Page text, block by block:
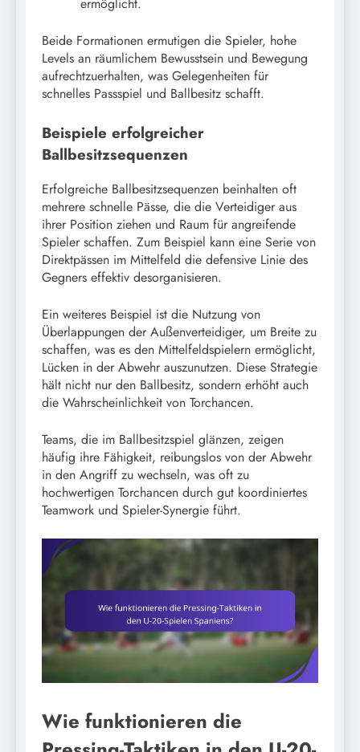
Beide Formationen ermutigen die Spieler, hohe
Levels an räumlichem Bewusstsein und Bewegung
aufrechtzuerhalten, was Gelegenheiten für
schnelles Passspiel und Ballbesitz schafft.
Beispiele erfolgreicher
Ballbesitzsequenzen
Erfolgreiche Ballbesitzsequenzen beinhalten oft
mehrere schnelle Pässe, die die Verteidiger aus
ihrer Position ziehen und Raum für angreifende
Spieler schaffen. Zum Beispiel kann eine Serie von
Direktpässen im Mittelfeld die defensive Linie des
Gegners effektiv desorganisieren.
Ein weiteres Beispiel ist die Nutzung von
Überlappungen der Außenverteidiger, um Breite zu
schaffen, was es den Mittelfeldspielern ermöglicht,
Lücken in der Abwehr auszunutzen. Diese Strategie
hält nicht nur den Ballbesitz, sondern erhöht auch
die Wahrscheinlichkeit von Torchancen.
Teams, die im Ballbesitzspiel glänzen, zeigen
häufig ihre Fähigkeit, reibungslos von der Abwehr
in den Angriff zu wechseln, was oft zu
hochwertigen Torchancen durch gut koordiniertes
Teamwork und Spieler-Synergie führt.
Wie funktionieren die